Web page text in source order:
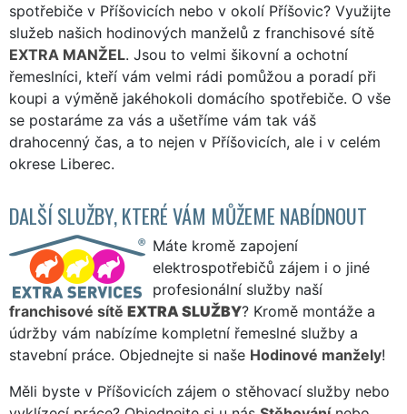
spotřebiče v Příšovicích nebo v okolí Příšovic? Využijte
služeb našich hodinových manželů z franchisové sítě
EXTRA MANŽEL. Jsou to velmi šikovní a ochotní
řemeslníci, kteří vám velmi rádi pomůžou a poradí při
koupi a výměně jakéhokoli domácího spotřebiče. O vše
se postaráme za vás a ušetříme vám tak váš
drahocenný čas, a to nejen v Příšovicích, ale i v celém
okrese Liberec.
DALŠÍ SLUŽBY, KTERÉ VÁM MŮŽEME NABÍDNOUT
Máte kromě zapojení
elektrospotřebičů zájem i o jiné
profesionální služby naší
franchisové sítě EXTRA SLUŽBY? Kromě montáže a
údržby vám nabízíme kompletní řemeslné služby a
stavební práce. Objednejte si naše Hodinové manžely!
Měli byste v Příšovicích zájem o stěhovací služby nebo